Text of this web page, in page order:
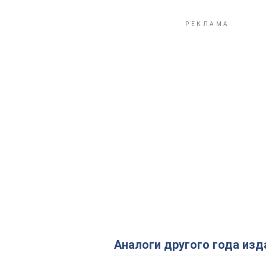
Аналоги другого года